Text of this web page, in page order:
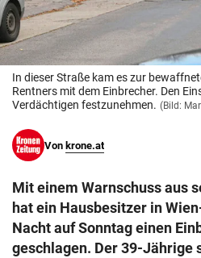
© Krone Multimedia GmbH & Co KG
Muthgasse 2, 1190 Wien
In dieser Straße kam es zur
Rentners mit dem Einbrecher. Den
Verdächtigen festzunehmen. (Bild:
Von krone.at
Mit einem Warnschuss aus
hat ein Hausbesitzer in
Nacht auf Sonntag einen
geschlagen. Der 39-Jährige